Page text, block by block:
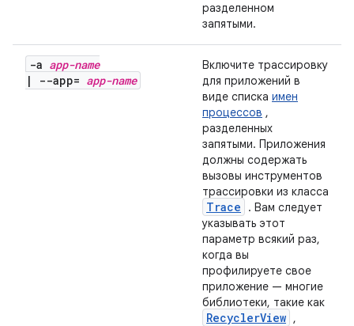
разделенном
запятыми.
-a app-name
|
--app= app-name
Включите трассировку
для приложений в
виде списка имен
процессов ,
разделенных
запятыми. Приложения
должны содержать
вызовы инструментов
трассировки из класса
Trace
. Вам следует
указывать этот
параметр всякий раз,
когда вы
профилируете свое
приложение — многие
библиотеки, такие как
RecyclerView ,